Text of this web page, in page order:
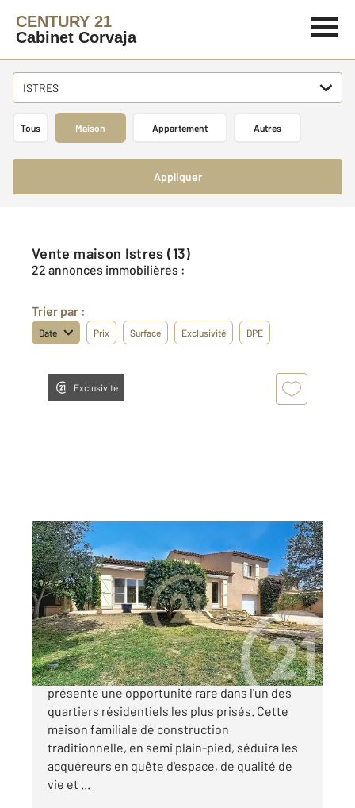
CENTURY 21
Cabinet Corvaja
ISTRES
Tous Maison Appartement Autres
Appliquer
Vente maison Istres (13)
22 annonces immobilières :
Trier par :
Date Prix Surface Exclusivité DPE
Exclusivité
ISTRES 13
138,18 m2, 5 pièces
Ref : 3056
Maison à vendre
435 000 €
ISTRES, Century 21 Cabinet Corvaja vous
présente une opportunité rare dans l'un des
quartiers résidentiels les plus prisés. Cette
maison familiale de construction
traditionnelle, en semi plain-pied, séduira les
acquéreurs en quête d'espace, de qualité de
vie et ...